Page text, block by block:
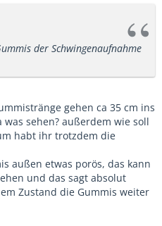
der Schwingenaufnahme
gehen ca 35 cm ins
sehen? außerdem wie soll
habt ihr trotzdem die
außen etwas porös, das kann
und das sagt absolut
Zustand die Gummis weiter